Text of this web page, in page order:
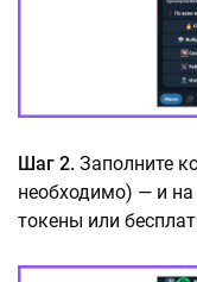
Шаг 2. Заполните
необходимо) — и на
токены или